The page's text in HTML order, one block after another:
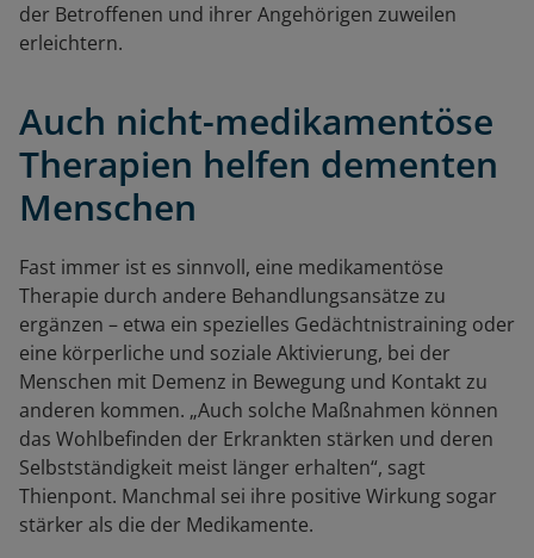
der Betroffenen und ihrer Angehörigen zuweilen
erleichtern.
Auch nicht-medikamentöse
Therapien helfen dementen
Menschen
Fast immer ist es sinnvoll, eine medikamentöse
Therapie durch andere Behandlungsansätze zu
ergänzen – etwa ein spezielles Gedächtnistraining oder
eine körperliche und soziale Aktivierung, bei der
Menschen mit Demenz in Bewegung und Kontakt zu
anderen kommen. „Auch solche Maßnahmen können
das Wohlbefinden der Erkrankten stärken und deren
Selbstständigkeit meist länger erhalten“, sagt
Thienpont. Manchmal sei ihre positive Wirkung sogar
stärker als die der Medikamente.